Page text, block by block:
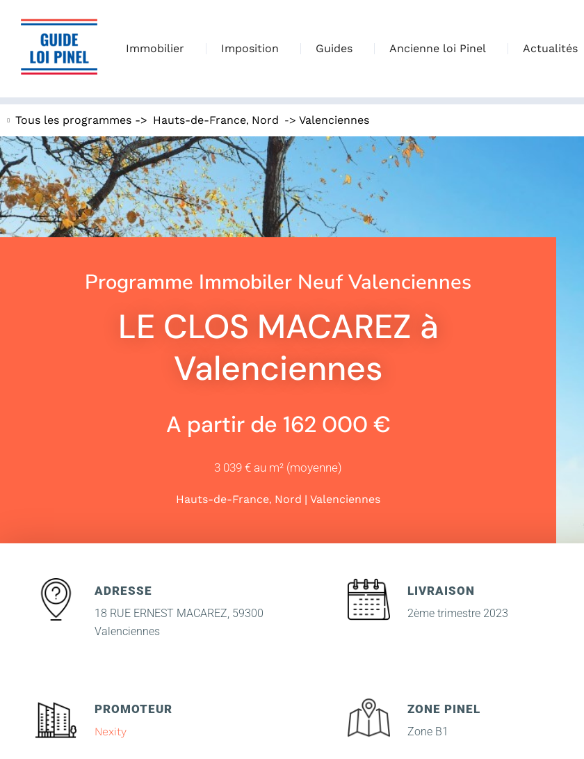
Immobilier Imposition Guides Ancienne loi Pinel Actualités
Tous les programmes -> Hauts-de-France, Nord -> Valenciennes
Programme Immobiler Neuf Valenciennes
LE CLOS MACAREZ à
Valenciennes
A partir de 162 000 €
3 039 € au m² (moyenne)
Hauts-de-France, Nord | Valenciennes
ADRESSE
18 RUE ERNEST MACAREZ, 59300
Valenciennes
LIVRAISON
2ème trimestre 2023
PROMOTEUR
Nexity
ZONE PINEL
Zone B1